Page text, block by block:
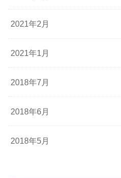
「業者？」
と思いますよね？制服の買
も合法なのか心配になる方
着の範囲に含まれるため、古
たく合法的に買取や販売を
しかし、90年代を知る人は、
ョップ」が脳裏によぎるの
あまり聞きませんが、現在も
2021年2月
2021年1月
2018年7月
2018年6月
2018年5月